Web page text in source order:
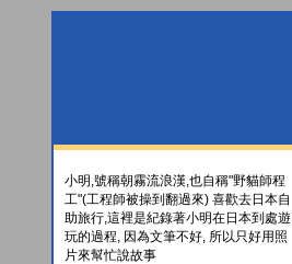
小明,號稱朝霧流浪漢,也自稱"野貓師程
工"(工程師被操到翻過來) 喜歡去日本自
助旅行,這裡是紀錄著小明在日本到處遊
玩的過程, 因為文筆不好, 所以只好用照
片來幫忙說故事